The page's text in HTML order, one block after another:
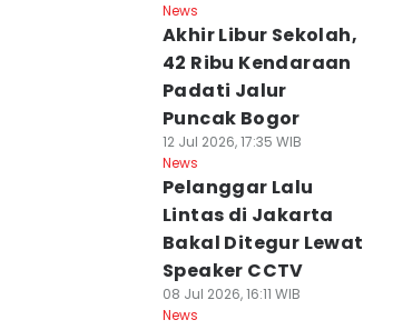
News
Akhir Libur Sekolah,
42 Ribu Kendaraan
Padati Jalur
Puncak Bogor
12 Jul 2026, 17:35 WIB
News
Pelanggar Lalu
Lintas di Jakarta
Bakal Ditegur Lewat
Speaker CCTV
08 Jul 2026, 16:11 WIB
News